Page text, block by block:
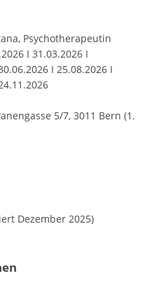
Psychotherapeutin
I 31.03.2026 I
I 25.08.2026 I
5/7, 3011 Bern (1.
Dezember 2025)